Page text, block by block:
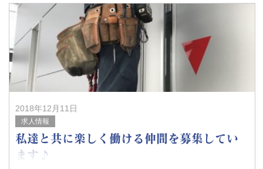
■施工内容（箇所・要望）：
家の照明をLED
2018年12月11日
求人情報
私達と共に楽しく働ける仲間を募集してい
ます♪